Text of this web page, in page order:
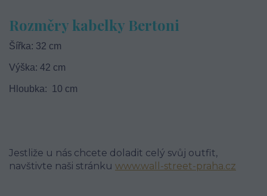
Rozměry kabelky Bertoni
Šířka: 32 cm
Výška: 42 cm
Hloubka: 10 cm
Jestliže u nás chcete doladit celý svůj outfit,
navštivte naši stránku www.wall-street-praha.cz